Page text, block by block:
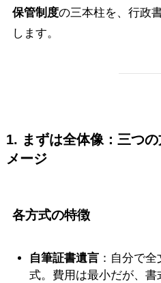
保管制度の三本柱を、行政
します。
1. まずは全体像：三つ
メージ
各方式の特徴
自筆証書遺言 ：自分で
式。費用は最小だが、